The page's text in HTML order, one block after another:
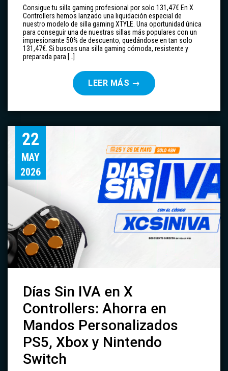
Consigue tu silla gaming profesional por solo 131,47€ En X
Controllers hemos lanzado una liquidación especial de
nuestro modelo de silla gaming XTYLE. Una oportunidad única
para conseguir una de nuestras sillas más populares con un
impresionante 50% de descuento, quedándose en tan solo
131,47€. Si buscas una silla gaming cómoda, resistente y
preparada para […]
LEER MÁS →
22
MAY
2026
Días Sin IVA en X
Controllers: Ahorra en
Mandos Personalizados
PS5, Xbox y Nintendo
Switch